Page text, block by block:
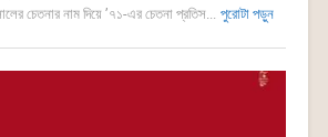
চেতনার নাম দিয়ে ’৭১-এর চেতনা প্রতিস... পুরোটা পড়ুন